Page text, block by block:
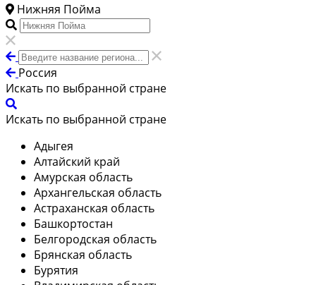
Нижняя Пойма
Россия
Искать по выбранной стране
Искать по выбранной стране
Адыгея
Алтайский край
Амурская область
Архангельская область
Астраханская область
Башкортостан
Белгородская область
Брянская область
Бурятия